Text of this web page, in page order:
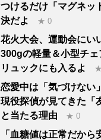
つけるだけ「マグネッ
決だよ
★ 0
花火大会、運動会にい
300gの軽量＆小型チ
リュックにも入るよ
恋愛中は「気づけない
現役探偵が見てきた「
と当たる理由
★ 0
「血糖値は正常だか